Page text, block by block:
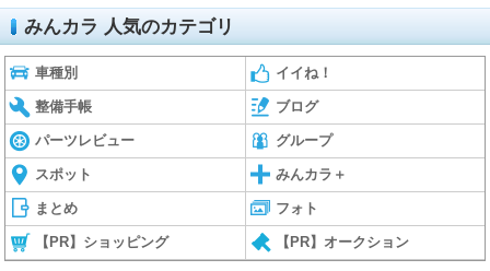
みんカラ 人気のカテゴリ
車種別 イイね！
整備手帳 ブログ
パーツレビュー グループ
スポット みんカラ＋
まとめ フォト
【PR】ショッピング 【PR】オークション